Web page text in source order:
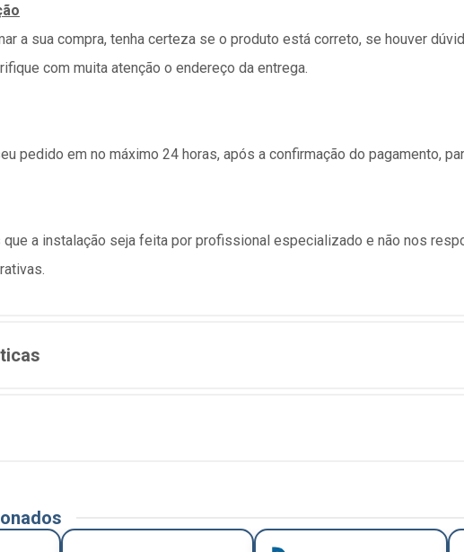
a sua compra, tenha certeza se o produto está correto, se houver
com muita atenção o endereço da entrega.
pedido em no máximo 24 horas, após a confirmação do pagamento,
que a instalação seja feita por profissional especializado e não nos